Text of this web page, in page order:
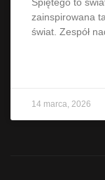
zainspirowana
świat. Zespół
14 marca, 2026